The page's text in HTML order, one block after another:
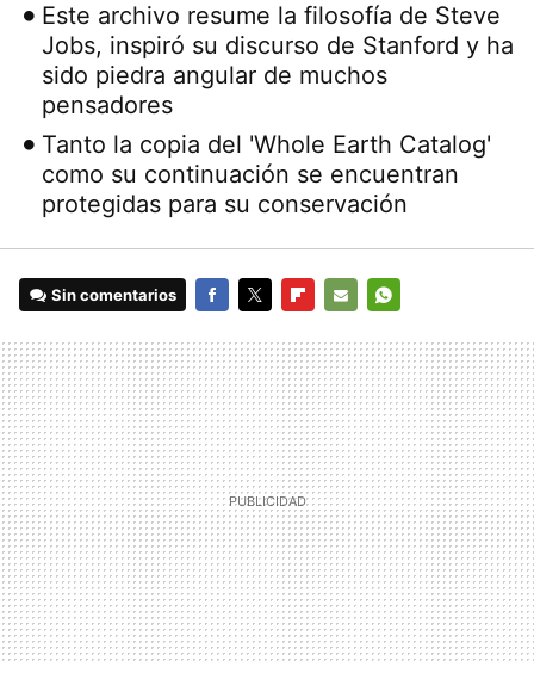
Este archivo resume la filosofía de Steve
Jobs, inspiró su discurso de Stanford y ha
sido piedra angular de muchos
pensadores
Tanto la copia del 'Whole Earth Catalog'
como su continuación se encuentran
protegidas para su conservación
Sin comentarios
MAIL